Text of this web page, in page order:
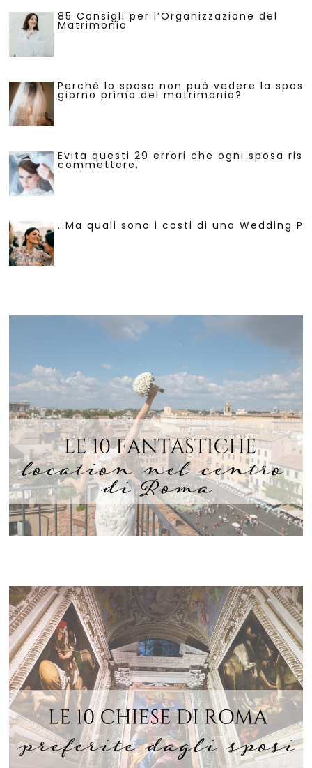
85 Consigli per l’Organizzazione del
Matrimonio
Perchè lo sposo non può vedere la
giorno prima del matrimonio?
Evita questi 29 errori che ogni sposa
commettere.
…Ma quali sono i costi di una Wedding